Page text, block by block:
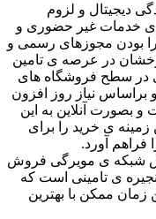
دیجیتال و لزوم
ی خدمات غیر حضوری و
بودن مجوزهای رسمی و
در عرصه ی تامین
در سطح فروشگاه های
نیاز روز افزون
و بصورت آنلاین به این
ی خرید را برای
آورد.
شبکه ی مویرگی فروش
ی تامینی است که
ممکن با بهترین